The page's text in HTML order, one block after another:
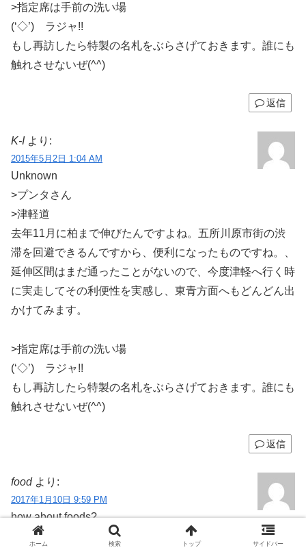
>指定席は手前の洗い場
(‘◇’)ゞラジャ!!
もし再訪したら特製の名札をぶらさげておきます。誰にも
触れさせないぜ(^^)
返信
K-I より:
2015年5月2日 1:04 AM
Unknown
>プンタさん
>津軽道
去年11月に柏まで伸びたんですよね。五所川原市街の渋
滞を回避できるんですから、便利になったものですね。、
延伸区間はまだ通ったことがないので、今度津軽へ行く時
に実走してその利便性を実感し、東青方面へもどんどん出
かけてみます。
>指定席は手前の洗い場
(‘◇’)ゞラジャ!!
もし再訪したら特製の名札をぶらさげておきます。誰にも
触れさせないぜ(^^)
返信
food より:
2017年1月10日 9:59 PM
how about foods?
how about food?
ホーム 検索 トップ サイドバー